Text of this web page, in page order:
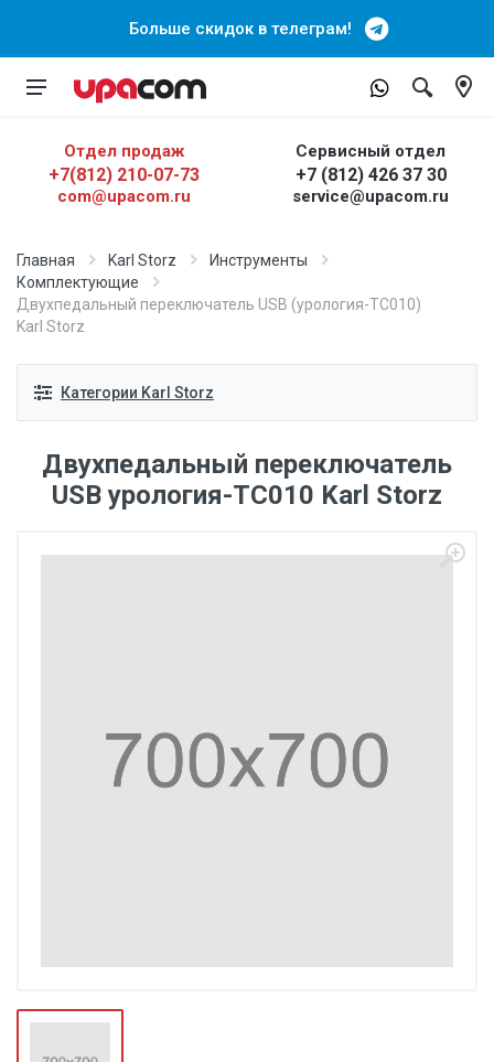
Больше скидок в телеграм!
Отдел продаж
+7(812) 210-07-73
com@upacom.ru
Сервисный отдел
+7 (812) 426 37 30
service@upacom.ru
Главная Karl Storz
Инструменты
Комплектующие
Двухпедальный переключатель USB (урология-ТС010)
Karl Storz
Категории Karl Storz
Двухпедальный переключатель
USB урология-ТС010 Karl Storz